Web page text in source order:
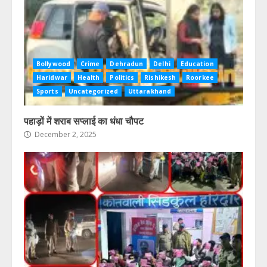
Bollywood Crime Dehradun Delhi
Education
Haridwar
Health Politics Rishikesh
Roorkee
Sports
Uncategorized Uttarakhand
पहाड़ों में शराब सप्लाई का धंधा चौपट
December 2, 2025